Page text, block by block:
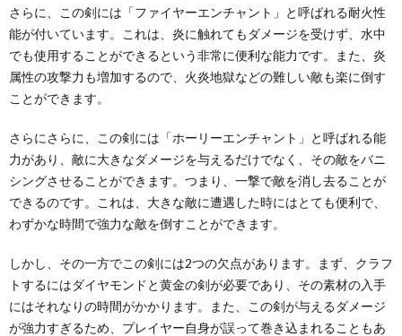
さらに、この剣には「ファイヤーエンチャント」と呼ばれる耐火性
能が付いています。これは、炎に触れてもダメージを受けず、水中
でも使用することができるという非常に便利な能力です。また、炎
属性の攻撃力も増加するので、火炎地獄などの難しい敵も楽に倒す
ことができます。
さらにさらに、この剣には「ホーリーエンチャント」と呼ばれる能
力があり、敵に大きなダメージを与えるだけでなく、その敵をバニ
シングさせることができます。つまり、一撃で敵を消し去ることが
できるのです。これは、大きな敵に遭遇した時にはとても便利で、
わずかな時間で強力な敵を倒すことができます。
しかし、その一方でこの剣には2つの欠点があります。まず、クラフ
トするにはダイヤモンドと黄金の剣が必要であり、その素材の入手
にはそれなりの時間がかかります。また、この剣が与えるダメージ
が強力すぎるため、プレイヤー自身が誤って巻き込まれることもあ